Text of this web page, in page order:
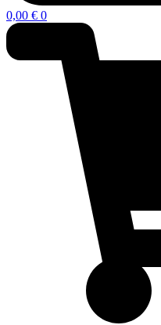
0,00 € 0